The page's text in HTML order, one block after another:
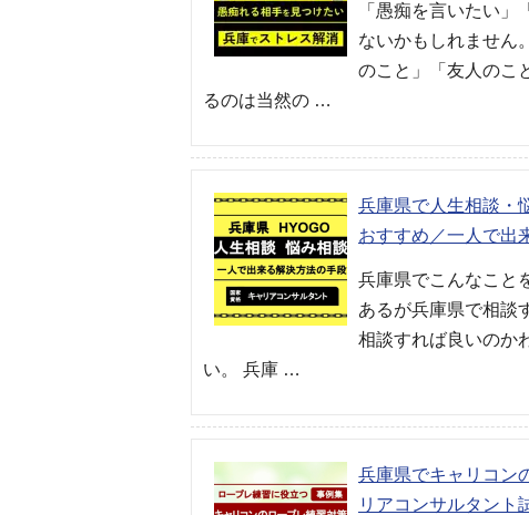
「愚痴を言いたい
ないかもしれません
のこと」「友人のこ
るのは当然の …
兵庫県で人生相談・
おすすめ／一人で出
兵庫県でこんなこと
あるが兵庫県で相談
相談すれば良いのか
い。 兵庫 …
兵庫県でキャリコン
リアコンサルタント